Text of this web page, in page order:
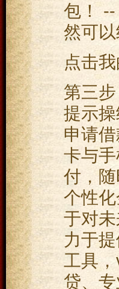
包！
然可
点击
第三
提示
申请
卡与
付，
个性
于对
力于
工具
贷、